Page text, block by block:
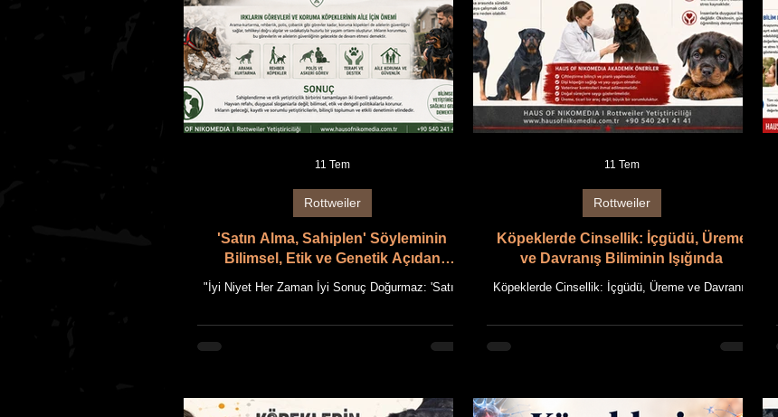
'Satın Alma, Sahiplen' Söyleminin
Bilimsel, Etik ve Genetik Açıdan
Değerlendirilmesi
"İyi Niyet Her Zaman İyi Sonuç Doğurmaz: 'Satın
Genetik Açıdan Değerlendirilmesi" HAUS OF
NIKOMEDIA AKADEMİ REHBERİ Bu makale,
Giriş Hayvan refahını artırmayı amaçlayan sosyal
Rottweiler
11 Tem
Köpeklerde Cinsellik: İçgüdü, Üreme
ve Davranış Biliminin Işığında
Köpeklerde Cinsellik: İçgüdü, Üreme ve Davranış
AKADEMİ REHBERİ Köpeklerde Cinsel Yaşam:
Zevk İçin mi, Türün Devamı İçin mi? Bu makale,
Makalede kullanılan tüm fotoğraflar, HAUS OF
Rottweiler
11 Tem